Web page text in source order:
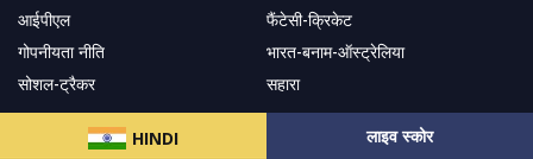
HINDI लाइव स्कोर
आईपीएल
फैंटेसी-क्रिकेट
गोपनीयता नीति
भारत-बनाम-ऑस्ट्रेलिया
सोशल-ट्रैकर
सहारा
हमारे समाचार पत्र के सदस्य बनें